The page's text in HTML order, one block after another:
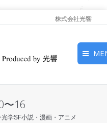
株式会社光響
ピックアップ
〜16
光学SF小説・漫画・アニメ